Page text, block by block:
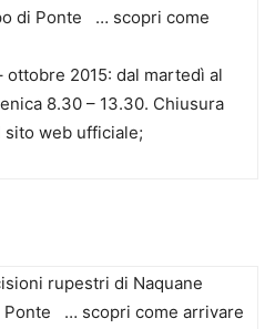
di Ponte … scopri come
2015: dal martedì al
8.30 – 13.30. Chiusura
sito web ufficiale;
rupestri di Naquane
Ponte … scopri come arrivare